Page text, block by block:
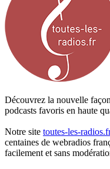
Découvrez la nouvelle
podcasts favoris en haute
Notre site toutes-les-
centaines de webradios
facilement et sans